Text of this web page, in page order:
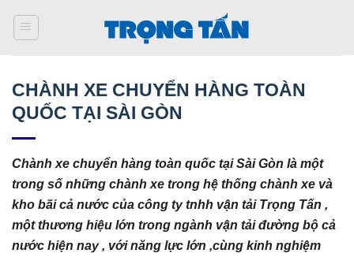
qua
CHÀNH XE CHUYỂN HÀNG TOÀN
QUỐC TẠI SÀI GÒN
Chành xe chuyển hàng toàn quốc tại Sài Gòn là một
trong số những chành xe trong hệ thống chành xe và
kho bãi cả nước của công ty tnhh vận tải Trọng Tấn ,
một thương hiệu lớn trong ngành vận tải đường bộ cả
nước hiện nay , với năng lực lớn ,cùng kinh nghiệm